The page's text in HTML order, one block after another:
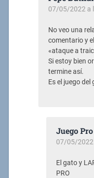
07/05/2022 a
No veo una
comentario y
«ataque a
Si estoy bien
termine así.
Es el juego
Juego
07/05/2022
El gato y
PRO